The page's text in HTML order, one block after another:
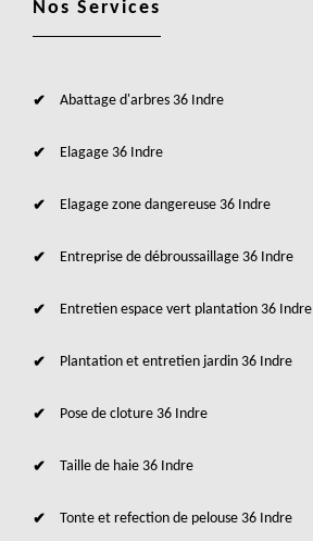
Nos Services
Abattage d'arbres 36 Indre
Elagage 36 Indre
Elagage zone dangereuse 36 Indre
Entreprise de débroussaillage 36 Indre
Entretien espace vert plantation 36 Indre
Plantation et entretien jardin 36 Indre
Pose de cloture 36 Indre
Taille de haie 36 Indre
Tonte et refection de pelouse 36 Indre